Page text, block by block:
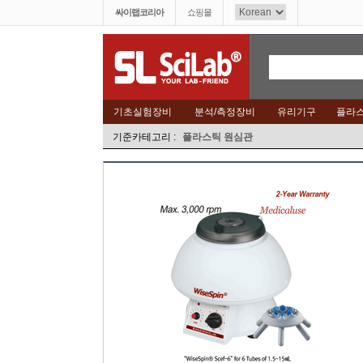
싸이랩코리아 쇼핑몰
기초실험장비 분석/측정장비 유리기구 플라
기준카테고리 : 플라스틱 원심관